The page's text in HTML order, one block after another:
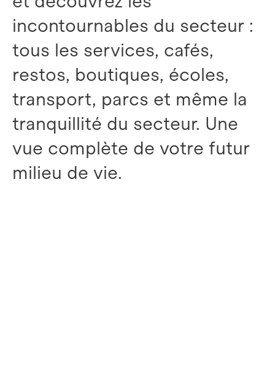
incontournables du secteur :
tous les services, cafés,
restos, boutiques, écoles,
transport, parcs et même la
tranquillité du secteur. Une
vue complète de votre futur
milieu de vie.